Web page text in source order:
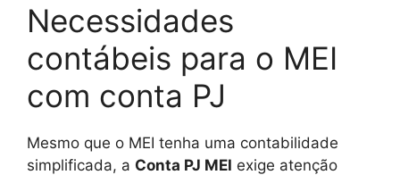
Necessidades
contábeis para o MEI
com conta PJ
Mesmo que o MEI tenha uma contabilidade
simplificada, a Conta PJ MEI exige atenção